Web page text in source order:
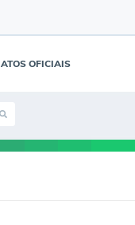
ATOS OFICIAIS